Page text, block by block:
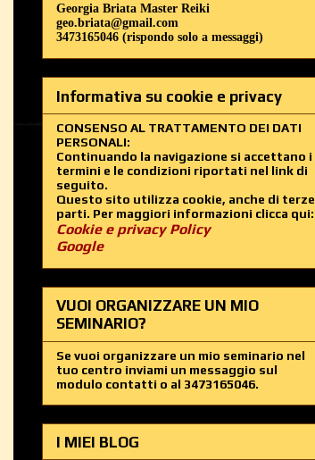
Georgia Briata Master Reiki
geo.briata@gmail.com
3473165046 (rispondo solo a messaggi)
Informativa su cookie e privacy
CONSENSO AL TRATTAMENTO DEI DATI
PERSONALI:
Continuando la navigazione si accettano i
termini e le condizioni riportati nel link di
seguito.
Questo sito utilizza cookie, anche di terze
parti. Per maggiori informazioni clicca qui:
Cookie e privacy Policy
Google
VUOI ORGANIZZARE UN MIO
SEMINARIO?
Se vuoi organizzare un mio seminario nel
tuo centro inviami un messaggio sul
modulo contatti o al 3473165046.
I MIEI BLOG